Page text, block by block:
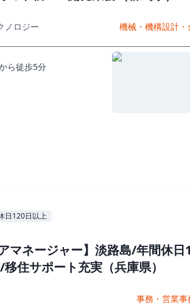
ノロジー 機械・機構設計
ら徒歩5分
日120日以上
マネージャー】淡路島/年間休日
住サポート充実（兵庫県）
事務・営業